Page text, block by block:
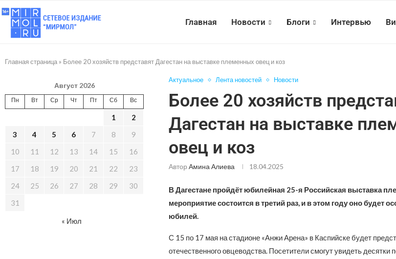
Главная Новости Блоги Интервью
Главная страница » Более 20 хозяйств представят Дагестан на выставке племенных овец и коз
Актуальное Лента новостей Новости
Более 20 хозяйств
Дагестан на выставке
овец и коз
Автор Амина Алиева 18.04.2025
В Дагестане пройдёт юбилейная 25-я Российская выставка
мероприятие состоится в третий раз, и в этом году оно будет
юбилей.
С 15 по 17 мая на стадионе «Анжи Арена» в Каспийске будет
отечественного овцеводства. Посетители смогут увидеть десятки
Август 2026
Пн Вт Ср Чт Пт Сб Вс
1
2
3
4 5 6 7 8
9
10
11 12 13 14 15
16
17
18 19 20 21 22
23
24
25 26 27 28 29
30
31
« Июл